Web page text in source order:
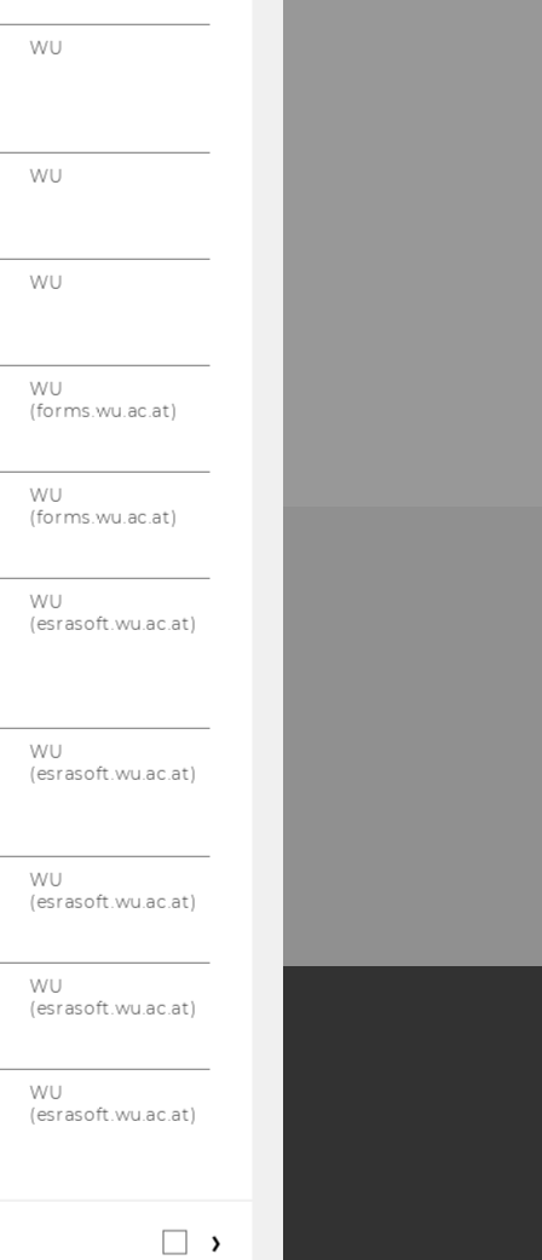
WU
WU
WU
WU
(forms.wu.ac.at)
WU
(forms.wu.ac.at)
WU
(esrasoft.wu.ac.at)
WU
(esrasoft.wu.ac.at)
WU
(esrasoft.wu.ac.at)
WU
(esrasoft.wu.ac.at)
WU
(esrasoft.wu.ac.at)
Webstatistik